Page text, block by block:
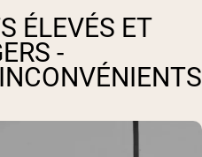
ÉLEVÉS ET
-